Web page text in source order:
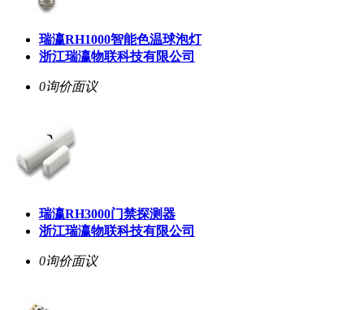
瑞瀛RH1000智能色温球泡灯
浙江瑞瀛物联科技有限公司
0询价面议
瑞瀛RH3000门禁探测器
浙江瑞瀛物联科技有限公司
0询价面议